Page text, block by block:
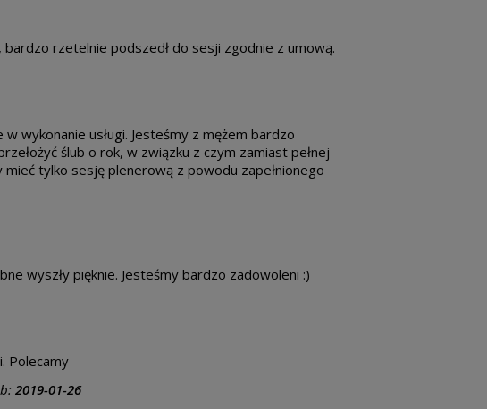
rzetelnie podszedł do sesji zgodnie z umową.
wykonanie usługi. Jesteśmy z mężem bardzo
ślub o rok, w związku z czym zamiast pełnej
tylko sesję plenerową z powodu zapełnionego
wyszły pięknie. Jesteśmy bardzo zadowoleni :)
Polecamy
2019-01-26